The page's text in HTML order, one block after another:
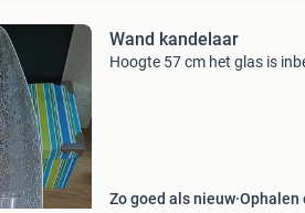
Wand kandelaar
Hoogte 57 cm het glas is
Zo goed als nieuw Ophalen